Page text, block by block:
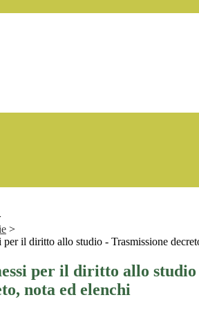
>
per il diritto allo studio - Trasmissione
per il diritto allo studio
nota ed elenchi